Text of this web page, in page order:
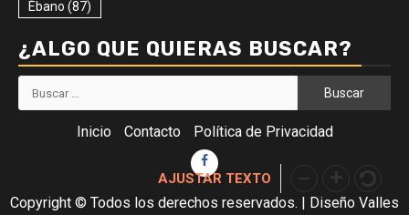
Ébano (87)
¿ALGO QUE QUIERAS BUSCAR?
Buscar:
Inicio Contacto Política de Privacidad
Facebook
Copyright © Todos los derechos reservados. | Diseño Valles
AJUSTAR TEXTO